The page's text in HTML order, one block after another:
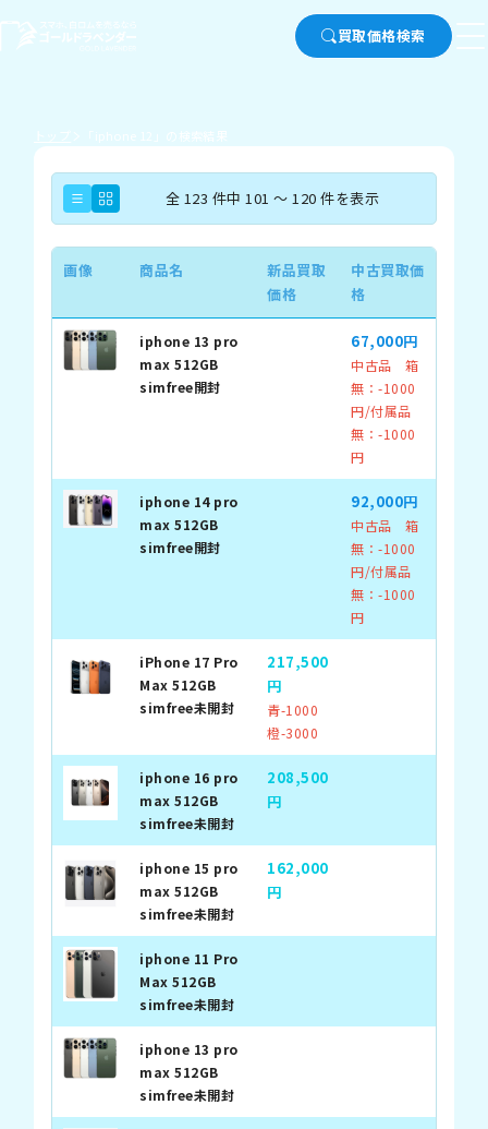
買取価格検索
トップ 「iphone 12」の検索結果
全 123 件中 101 ～ 120 件を表示
画像 商品名
新品買取
価格
中古買取価
格
iphone 13 pro
max 512GB
simfree開封
67,000円
中古品 箱
無：-1000
円/付属品
無：-1000
円
iphone 14 pro
max 512GB
simfree開封
92,000円
中古品 箱
無：-1000
円/付属品
無：-1000
円
iPhone 17 Pro
Max 512GB
simfree未開封
217,500
円
青-1000
橙-3000
iphone 16 pro
max 512GB
simfree未開封
208,500
円
iphone 15 pro
max 512GB
simfree未開封
162,000
円
iphone 11 Pro
Max 512GB
simfree未開封
iphone 13 pro
max 512GB
simfree未開封